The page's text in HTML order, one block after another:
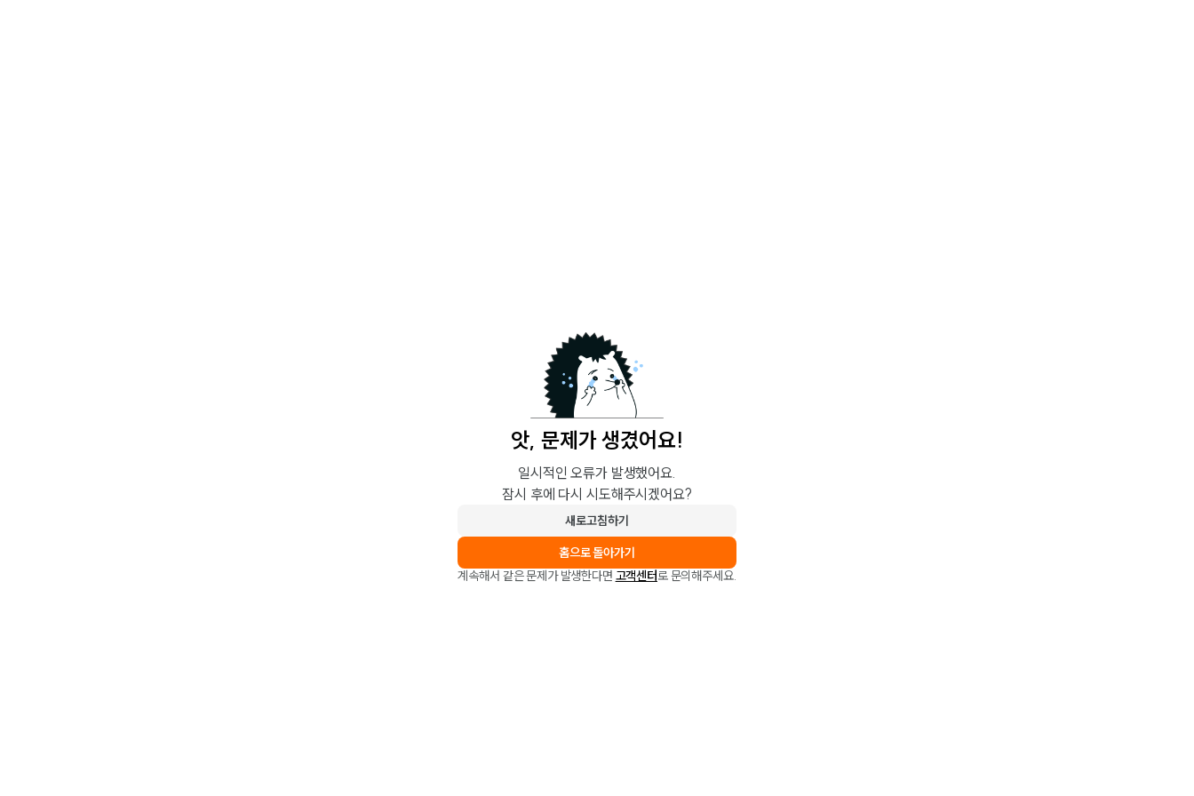
앗, 문제가 생겼어요!
일시적인 오류가 발생했어요.
잠시 후에 다시 시도해주시겠어요?
새로고침하기
홈으로 돌아가기
계속해서 같은 문제가 발생한다면 고객센터로 문의해주세요.